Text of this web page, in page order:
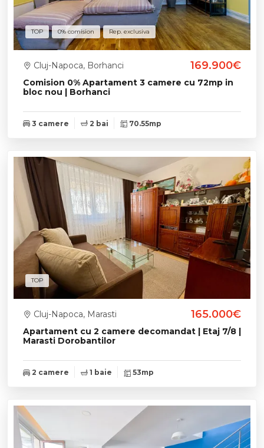
TOP 0% comision Rep. exclusiva
Comision 0% Apartament 3 camere cu 72mp in
bloc nou | Borhanci
Cluj-Napoca, Borhanci 169.900€
3 camere 2 bai 70.55mp
TOP
Apartament cu 2 camere decomandat | Etaj 7/8 |
Marasti Dorobantilor
Cluj-Napoca, Marasti 165.000€
2 camere 1 baie 53mp